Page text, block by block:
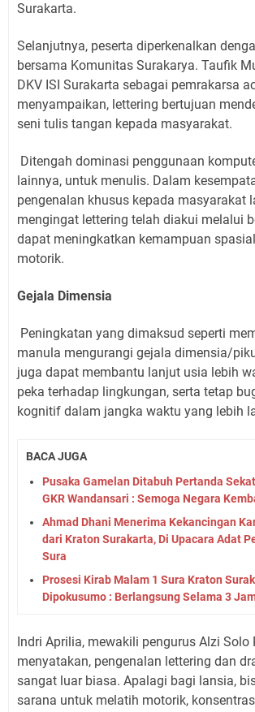
Surakarta.
Selanjutnya, peserta diperkenalkan
bersama Komunitas Surakarya. Taufik
DKV ISI Surakarta sebagai pemrakarsa
menyampaikan, lettering bertujuan
seni tulis tangan kepada masyarakat.
Ditengah dominasi penggunaan
lainnya, untuk menulis. Dalam
pengenalan khusus kepada masyarakat
mengingat lettering telah diakui melalui
dapat meningkatkan kemampuan
motorik.
Gejala Dimensia
Peningkatan yang dimaksud seperti
manula mengurangi gejala dimensia/
juga dapat membantu lanjut usia lebih
peka terhadap lingkungan, serta tetap
kognitif dalam jangka waktu yang lebih
BACA JUGA
Pusaka Gamelan Ditabuh Pertanda
GKR Wandansari : Semoga Negara
Ahmad Dhani Menerima Kekancingan
dari Kraton Surakarta, Di Upacara Adat
Sura
Prosesi Kirab Malam 1 Sura Kraton
Dipokusumo : Berlangsung Selama 3
Indri Aprilia, mewakili pengurus Alzi Solo
menyatakan, pengenalan lettering dan
sangat luar biasa. Apalagi bagi lansia,
sarana untuk melatih motorik,